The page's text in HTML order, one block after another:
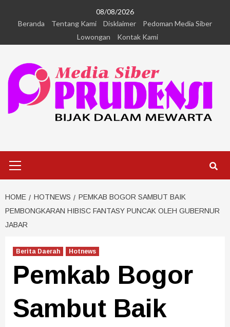
08/08/2026
Beranda
Tentang Kami Disklaimer
Pedoman Media Siber
Lowongan
Kontak Kami
HOME HOTNEWS
PEMKAB BOGOR SAMBUT BAIK
PEMBONGKARAN HIBISC FANTASY PUNCAK OLEH GUBERNUR
JABAR
Berita Daerah Hotnews
Pemkab Bogor
Sambut Baik